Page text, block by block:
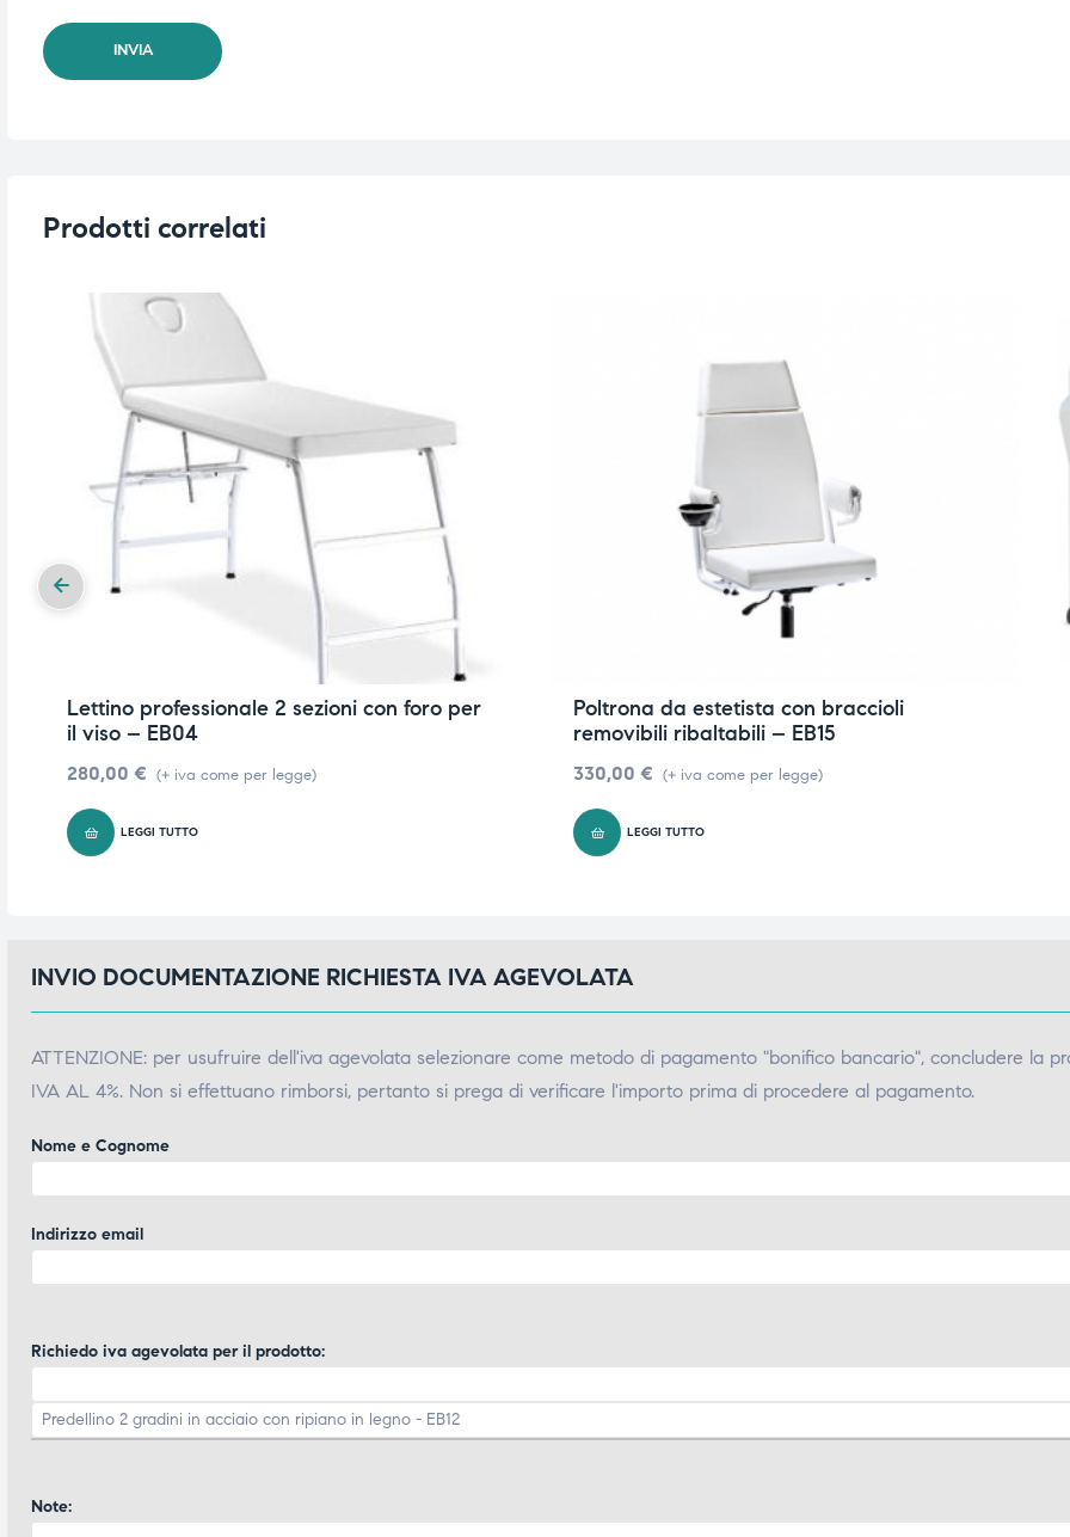
Prodotti correlati
Lettino professionale 2 sezioni con foro per
il viso – EB04
280,00 € (+ iva come per legge)
LEGGI TUTTO
Poltrona da estetista con braccioli
removibili ribaltabili – EB15
330,00 € (+ iva come per legge)
LEGGI TUTTO
INVIO DOCUMENTAZIONE RICHIESTA IVA AGEVOLATA
ATTENZIONE: per usufruire dell'iva agevolata selezionare come metodo di pagamento "bonifico bancario", concludere la
IVA AL 4%. Non si effettuano rimborsi, pertanto si prega di verificare l'importo prima di procedere al pagamento.
Nome e Cognome
Indirizzo email
Richiedo iva agevolata per il prodotto:
Note: